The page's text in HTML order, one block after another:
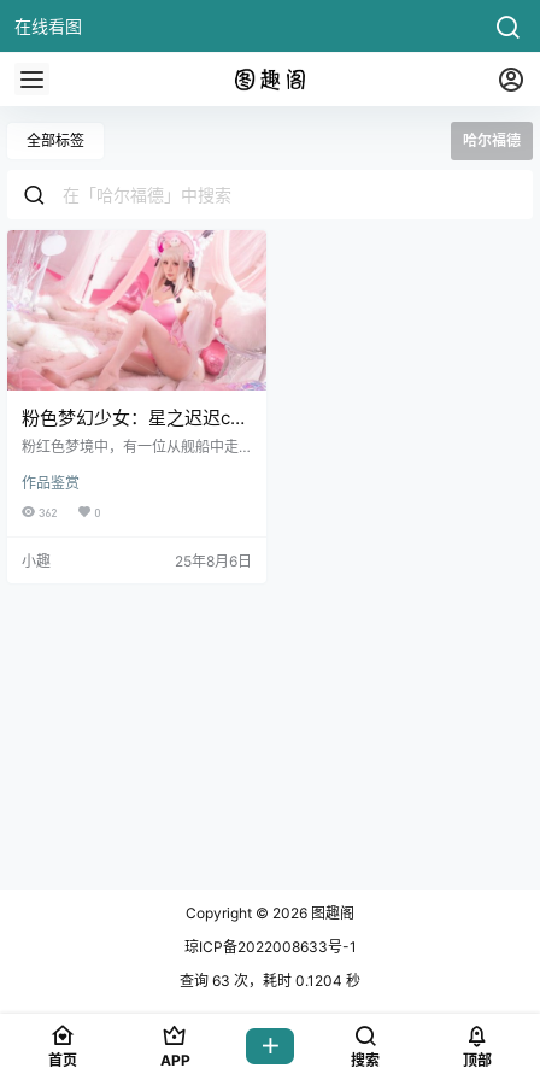
在线看图
全部标签 哈尔福德
粉色梦幻少女：星之迟迟cos
碧蓝航线·哈尔福德惊艳亮相
粉红色梦境中，有一位从舰船中走
os的《碧蓝航线》哈尔福德！让我
们鼓掌.
作品鉴赏
362 0
小趣 25年8月6日
Copyright © 2026 图趣阁
琼ICP备2022008633号-1
查询 63 次，耗时 0.1204 秒
首页 APP 搜索 顶部